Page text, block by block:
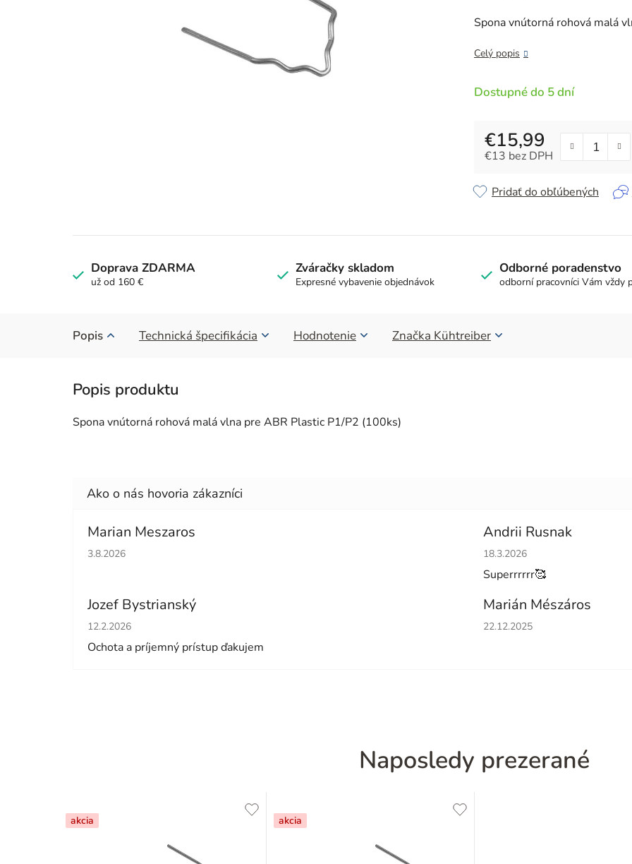
0,0
5
Spona vnútorná rohová malá
Celý popis
Dostupné do 5 dní
€15,99
€13 bez DPH
Pridať do obľúbených
Doprava ZDARMA
už od 160 €
Zváračky skladom
Expresné vybavenie objednávok
Odborné poradenstvo
odborní pracovníci Vám vždy
Popis Technická špecifikácia Hodnotenie Značka Kühtreiber
Spona vnútorná rohová malá vlna pre ABR Plastic P1/P2 (100ks)
Marian Meszaros
Hodnotenie obchodu je 5 z 5 hviezdičiek.
3.8.2026
Andrii Rusnak
Hodnotenie obchodu je 5 z 5
18.3.2026
Superrrrrr🥰
Jozef Bystrianský
Hodnotenie obchodu je 5 z 5 hviezdičiek.
12.2.2026
Ochota a príjemný prístup ďakujem
Marián Mészáros
Hodnotenie obchodu je 5 z 5
22.12.2025
Naposledy prezerané
akcia akcia